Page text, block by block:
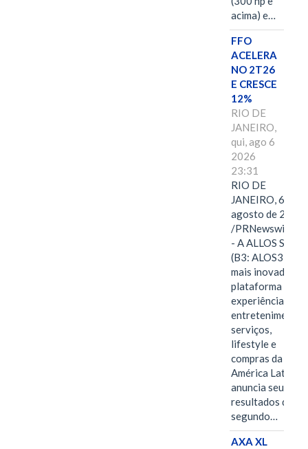
acima) e…
FFO
ACELERA
NO 2T26
E CRESCE
12%
RIO DE
JANEIRO,
qui, ago 6
2026
23:31
RIO DE
JANEIRO, 6 de
agosto de 2026
/PRNewswire/ -
- A ALLOS S.A.
(B3: ALOS3), a
mais inovadora
plataforma de
experiências,
entretenimento,
serviços,
lifestyle e
compras da
América Latina
anuncia seus
resultados do
segundo…
AXA XL